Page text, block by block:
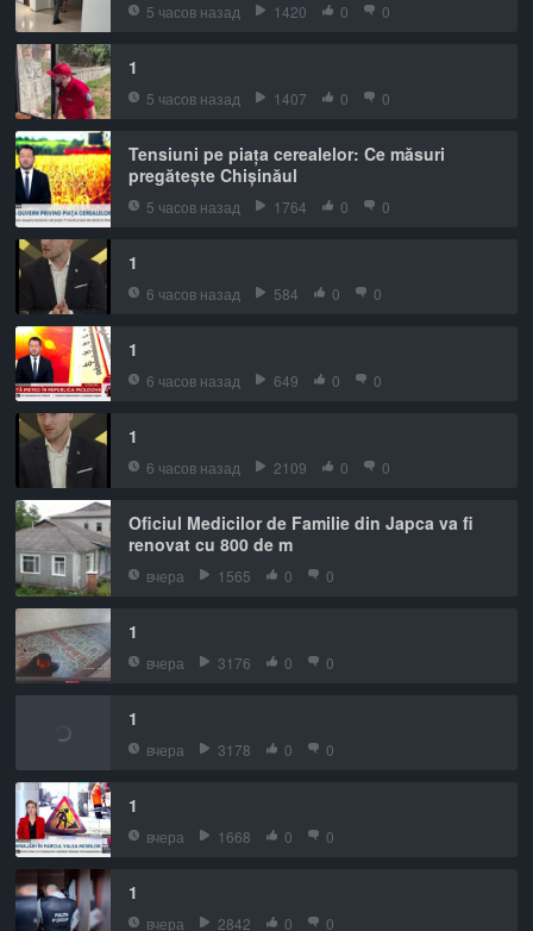
5 часов назад 1420 0 0
1
5 часов назад 1407 0 0
Tensiuni pe piața cerealelor: Ce măsuri
pregătește Chișinăul
5 часов назад 1764 0 0
1
6 часов назад 584 0 0
1
6 часов назад 649 0 0
1
6 часов назад 2109 0 0
Oficiul Medicilor de Familie din Japca va fi
renovat cu 800 de m
вчера 1565 0 0
1
вчера 3176 0 0
1
вчера 3178 0 0
1
вчера 1668 0 0
1
вчера 2842 0 0